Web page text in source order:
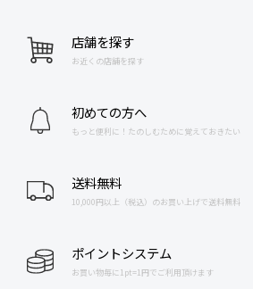
店舗を探す
お近くの店舗を探す
初めての方へ
もっと便利に！たのしむために覚えておきたい
送料無料
10,000円以上（税込）のお買い上げで送料無料
ポイントシステム
お買い物毎に1pt=1円でご利用頂けます